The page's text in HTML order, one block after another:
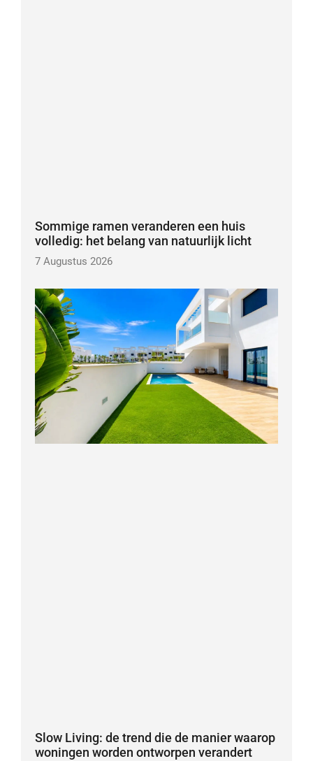
Sommige ramen veranderen een huis
volledig: het belang van natuurlijk licht
7 Augustus 2026
Slow Living: de trend die de manier waarop
woningen worden ontworpen verandert